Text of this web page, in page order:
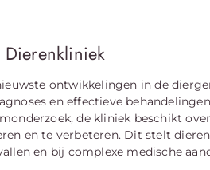
ontwikkelingen in de
en effectieve
de kliniek beschikt
en te verbeteren. Dit stelt
en bij complexe medische